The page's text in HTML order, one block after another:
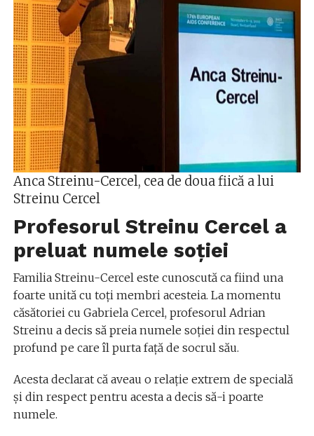
Anca Streinu-Cercel, cea de doua fiică a lui
Streinu Cercel
Profesorul Streinu Cercel a
preluat numele soției
Familia Streinu-Cercel este cunoscută ca fiind una
foarte unită cu toți membri acesteia. La momentu
căsătoriei cu Gabriela Cercel, profesorul Adrian
Streinu a decis să preia numele soției din respectul
profund pe care îl purta față de socrul său.
Acesta declarat că aveau o relație extrem de specială
și din respect pentru acesta a decis să-i poarte
numele.